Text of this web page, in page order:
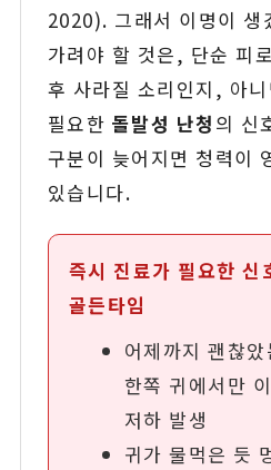
2020). 그래서 이명이 생
가려야 할 것은, 단순 피
후 사라질 소리인지, 아
필요한 돌발성 난청 의 신
구분이 늦어지면 청력이
있습니다.
즉시 진료가 필요한
골든타임
어제까지 괜찮
한쪽 귀에서만
저하 발생
귀가 물먹은 듯